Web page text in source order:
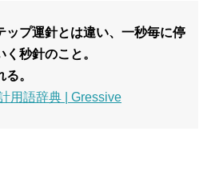
ップ運針とは違い、一秒毎に停
秒針のこと。
。
用語辞典 | Gressive